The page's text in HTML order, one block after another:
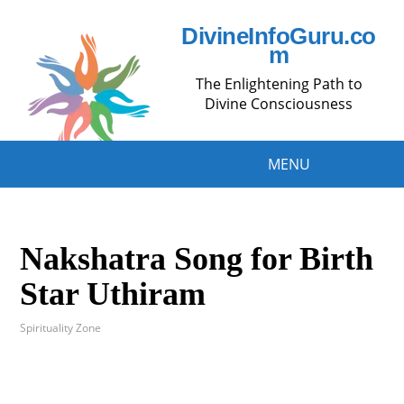
DivineInfoGuru.co
m
The Enlightening Path to
Divine Consciousness
MENU
Nakshatra Song for Birth
Star Uthiram
Spirituality Zone